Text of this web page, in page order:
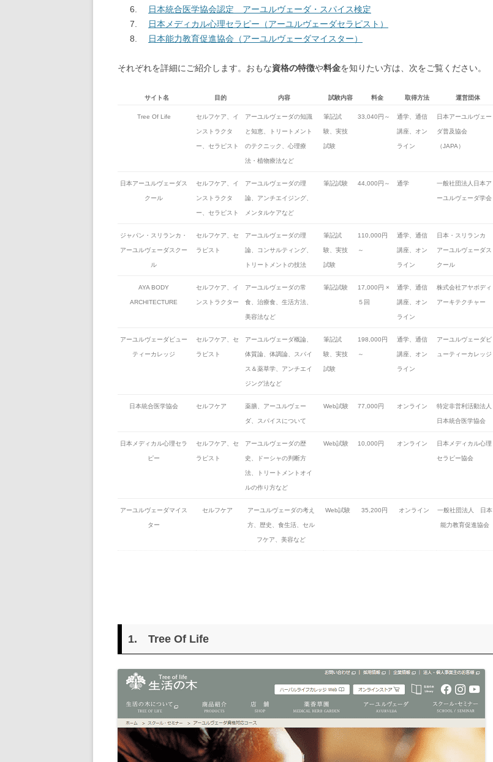
日本統合医学協会認定 アーユルヴェーダ・スパイス検定
日本メディカル心理セラピー（アーユルヴェーダセラピスト）
日本能力教育促進協会（アーユルヴェーダマイスター）
それぞれを詳細にご紹介します。おもな資格の特徴や料金を知りたい方は、次をご覧ください。
サイト名 目的 内容 試験内容 料金 取得方法 運営団体
Tree Of Life セルフケア、イ
ンストラクタ
ー、セラピスト
アーユルヴェーダの知識
と知恵、トリートメント
のテクニック、心理療
法・植物療法など
筆記試
験、実技
試験
33,040円～ 通学、通信
講座、オン
ライン
日本アーユルヴェー
ダ普及協会
（JAPA）
日本アーユルヴェーダス
クール
セルフケア、イ
ンストラクタ
ー、セラピスト
アーユルヴェーダの理
論、アンチエイジング、
メンタルケアなど
筆記試験 44,000円～ 通学 一般社団法人日本ア
ーユルヴェーダ学会
ジャパン・スリランカ・
アーユルヴェーダスクー
ル
セルフケア、セ
ラピスト
アーユルヴェーダの理
論、コンサルティング、
トリートメントの技法
筆記試
験、実技
試験
110,000円
～
通学、通信
講座、オン
ライン
日本・スリランカ
アーユルヴェーダス
クール
AYA BODY
ARCHITECTURE
セルフケア、イ
ンストラクター
アーユルヴェーダの常
食、治療食、生活方法、
美容法など
筆記試験 17,000円 ×
５回
通学、通信
講座、オン
ライン
株式会社アヤボディ
アーキテクチャー
アーユルヴェーダビュー
ティーカレッジ
セルフケア、セ
ラピスト
アーユルヴェーダ概論、
体質論、体調論、スパイ
ス＆薬草学、アンチエイ
ジング法など
筆記試
験、実技
試験
198,000円
～
通学、通信
講座、オン
ライン
アーユルヴェーダビ
ューティーカレッジ
日本統合医学協会 セルフケア 薬膳、アーユルヴェー
ダ、スパイスについて
Web試験 77,000円 オンライン 特定非営利活動法人
日本統合医学協会
日本メディカル心理セラ
ピー
セルフケア、セ
ラピスト
アーユルヴェーダの歴
史、ドーシャの判断方
法、トリートメントオイ
ルの作り方など
Web試験 10,000円 オンライン 日本メディカル心理
セラピー協会
アーユルヴェーダマイス
ター
セルフケア アーユルヴェーダの考え
方、歴史、食生活、セル
フケア、美容など
Web試験 35,200円 オンライン 一般社団法人 日本
能力教育促進協会
1. Tree Of Life